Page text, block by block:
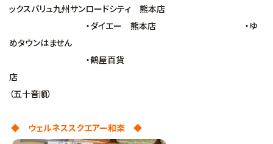
ックスバリュ九州サンロードシティ 熊本店
・ダイエー 熊本店 ・ゆ
めタウンはません
・鶴屋百貨
（五十音順）
◆ ウェルネススクエアー和楽 ◆